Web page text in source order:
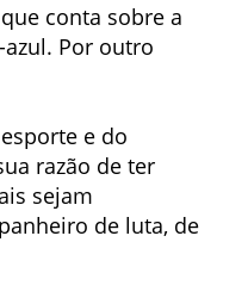
conta sobre a
Por outro
e do
razão de ter
sejam
de luta, de